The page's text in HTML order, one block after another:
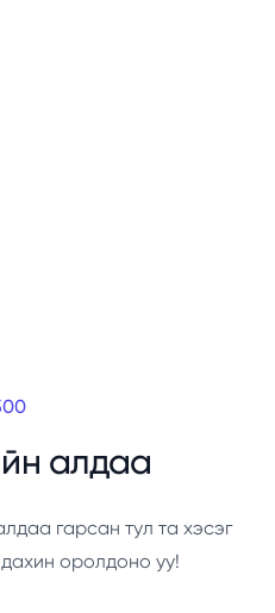
алдаа
гарсан тул та хэсэг
оролдоно уу!